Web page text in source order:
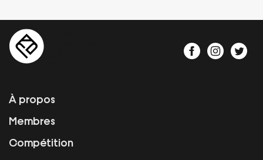
À propos
Membres
Compétition